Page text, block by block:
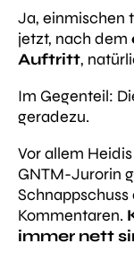
Ja, einmischen
jetzt, nach dem
Auftritt,
Im Gegenteil:
geradezu.
Vor allem
GNTM-Jurorin
Kommentaren.
immer nett